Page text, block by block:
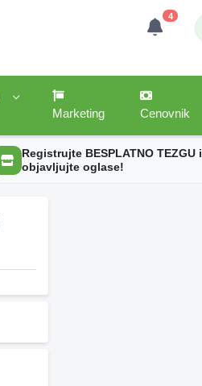
4
Marketing
Cenovnik
Registrujte BESPLATNO TEZGU i
objavljujte oglase!